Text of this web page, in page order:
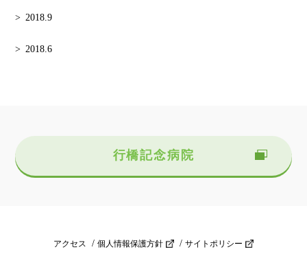
2018.9
2018.6
行橋記念病院
アクセス 個人情報保護方針 サイトポリシー